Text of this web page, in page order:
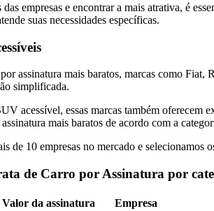
das empresas e encontrar a mais atrativa, é
suas necessidades específicas.
assinatura mais baratos, marcas como
simplificada.
acessível, essas marcas também
mais baratos de acordo com a
de 10 empresas no mercado e
de Carro por Assinatura por
Valor da assinatura Empresa